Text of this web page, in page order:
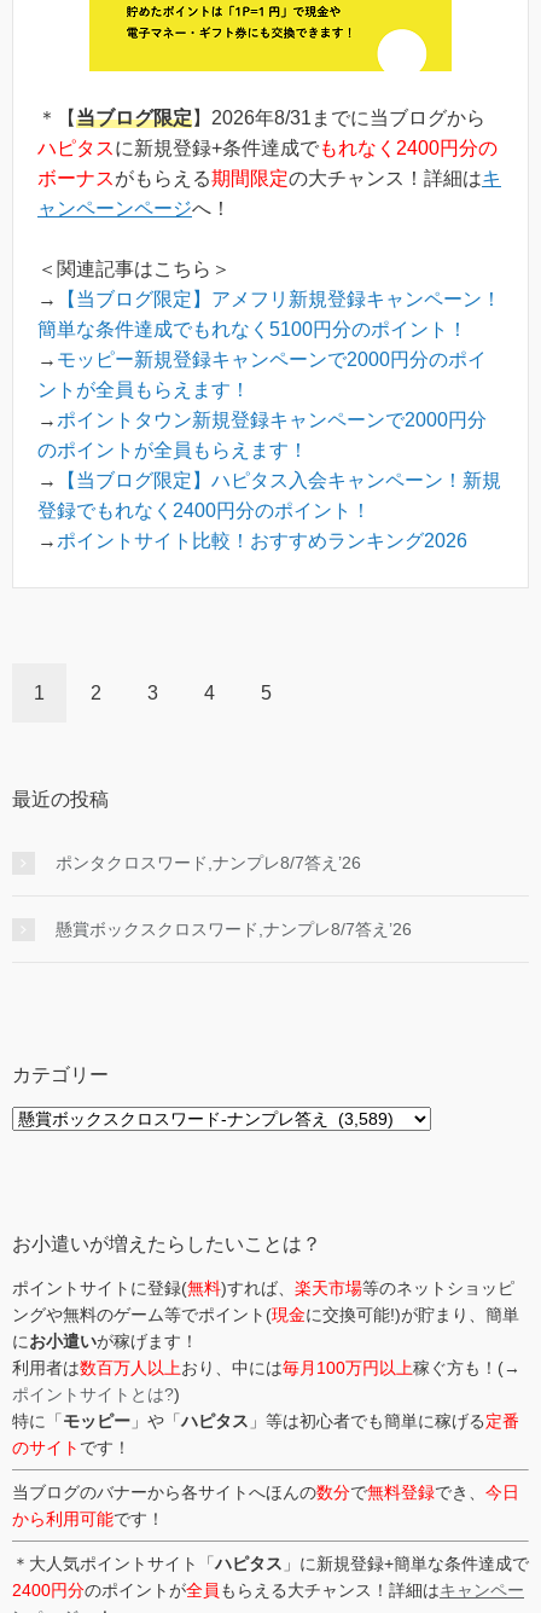
＊【当ブログ限定】2026年8/31までに当ブログから
ハピタスに新規登録+条件達成でもれなく2400円分の
ボーナスがもらえる期間限定の大チャンス！詳細はキ
ャンペーンページへ！
＜関連記事はこちら＞
→
【当ブログ限定】アメフリ新規登録キャンペーン！
簡単な条件達成でもれなく5100円分のポイント！
→ モッピー新規登録キャンペーンで2000円分のポイ
ントが全員もらえます！
→ ポイントタウン新規登録キャンペーンで2000円分
のポイントが全員もらえます！
→
【当ブログ限定】ハピタス入会キャンペーン！新規
登録でもれなく2400円分のポイント！
→ ポイントサイト比較！おすすめランキング2026
1 2 3 4 5
最近の投稿
ポンタクロスワード,ナンプレ8/7答え’26
懸賞ボックスクロスワード,ナンプレ8/7答え’26
カテゴリー
カ
お小遣いが増えたらしたいことは？
ポイントサイトに登録(無料)すれば、 楽天市場等のネットショッピ
ングや無料のゲーム等でポイント(現金に交換可能!)が貯まり、簡単
にお小遣いが稼げます！
利用者は数百万人以上おり、中には毎月100万円以上稼ぐ方も！(→
ポイントサイトとは?)
特に「モッピー 」や「ハピタス 」等は初心者でも簡単に稼げる定番
のサイト です！
当ブログのバナーから各サイトへほんの数分で無料登録でき、 今日
から利用可能です！
＊大人気ポイントサイト「ハピタス 」に新規登録+簡単な条件達成で
2400円分のポイントが全員 もらえる大チャンス！詳細はキャンペー